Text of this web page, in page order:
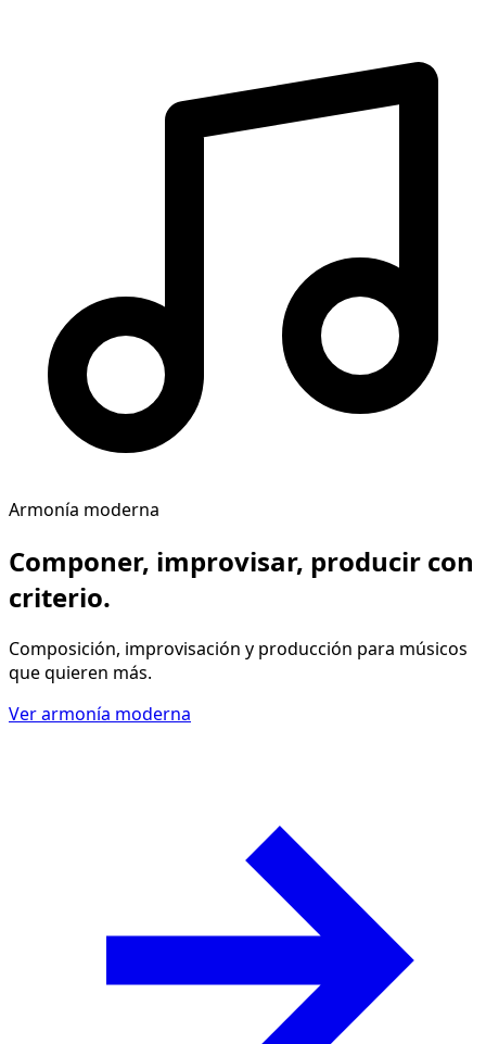
Armonía moderna
Componer, improvisar, producir con
criterio.
Composición, improvisación y producción para músicos
que quieren más.
Ver armonía moderna